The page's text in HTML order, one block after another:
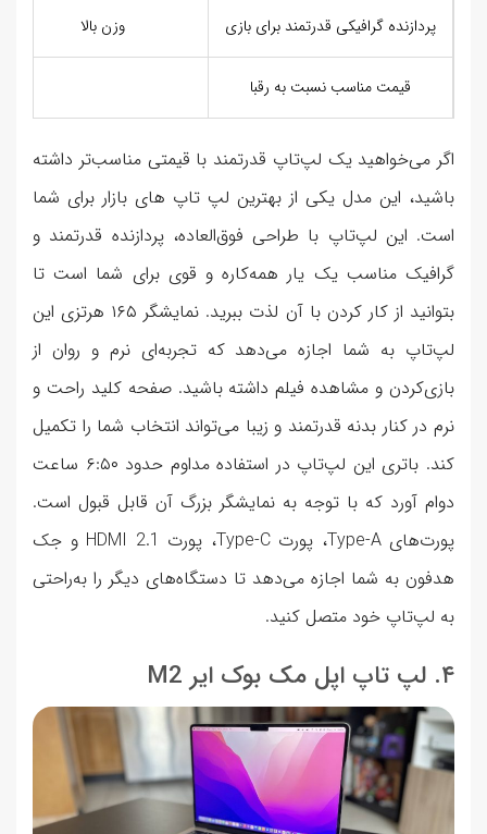
پردازنده گرافیکی قدرتمند برای بازی وزن بالا
قیمت مناسب نسبت به رقبا
اگر می‌خواهید یک لپ‌تاپ قدرتمند با قیمتی مناسب‌تر داشته
باشید، این مدل یکی از بهترین لپ تاپ های بازار برای شما
است. این لپ‌تاپ با طراحی فوق‌العاده، پردازنده قدرتمند و
گرافیک مناسب یک یار همه‌کاره و قوی برای شما است تا
بتوانید از کار کردن با آن لذت ببرید. نمایشگر ۱۶۵ هرتزی این
لپ‌تاپ به شما اجازه می‌دهد که تجربه‌ای نرم و روان از
بازی‌کردن و مشاهده فیلم داشته باشید. صفحه کلید راحت و
نرم در کنار بدنه قدرتمند و زیبا می‌تواند انتخاب شما را تکمیل
کند. باتری این لپ‌تاپ در استفاده مداوم حدود ۶:۵۰ ساعت
دوام آورد که با توجه به نمایشگر بزرگ آن قابل قبول است.
پورت‌های Type-A، پورت Type-C، پورت HDMI 2.1 و جک
هدفون به شما اجازه می‌دهد تا دستگاه‌های دیگر را به‌راحتی
به لپ‌تاپ خود متصل کنید.
۴. لپ تاپ اپل مک بوک ایر M2